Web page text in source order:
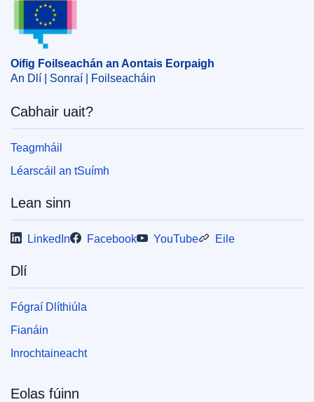
Oifig Foilseachán an Aontais Eorpaigh
An Dlí | Sonraí | Foilseacháin
Cabhair uait?
Teagmháil
Léarscáil an tSuímh
Lean sinn
LinkedIn Facebook YouTube Eile
Dlí
Fógraí Dlíthiúla
Fianáin
Inrochtaineacht
Eolas fúinn